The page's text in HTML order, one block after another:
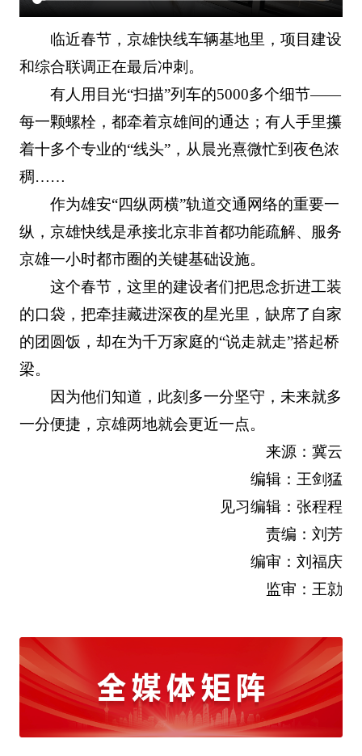
临近春节，京雄快线车辆基地里，项目建设
和综合联调正在最后冲刺。
有人用目光“扫描”列车的5000多个细节——
每一颗螺栓，都牵着京雄间的通达；有人手里攥
着十多个专业的“线头”，从晨光熹微忙到夜色浓
稠……
作为雄安“四纵两横”轨道交通网络的重要一
纵，京雄快线是承接北京非首都功能疏解、服务
京雄一小时都市圈的关键基础设施。
这个春节，这里的建设者们把思念折进工装
的口袋，把牵挂藏进深夜的星光里，缺席了自家
的团圆饭，却在为千万家庭的“说走就走”搭起桥
梁。
因为他们知道，此刻多一分坚守，未来就多
一分便捷，京雄两地就会更近一点。
来源：冀云
编辑：王剑猛
见习编辑：张程程
责编：刘芳
编审：刘福庆
监审：王勍